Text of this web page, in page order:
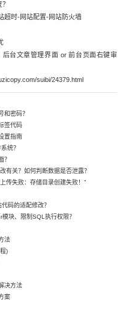
超时-网站配置-网站防火墙
台文章管理界面 or 前台页面右键审
suibi/24379.html
和密码？
签代码
置指南
统？
？
有关？如何判断数据是否泄露？
传失败：存储目录创建失败！”
码的适配修改？
块、限制SQL执行权限？
法
)
决方法
案